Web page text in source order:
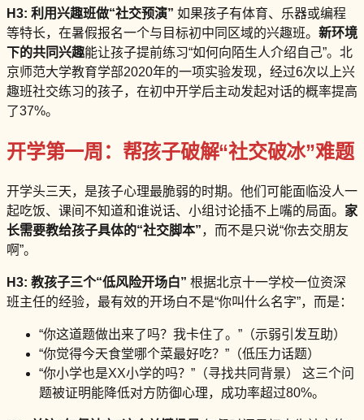
H3: 利用兴趣班做“社交预演” 如果孩子有体育、乐器或编程
等特长，在暑假报名一个与目标初中同区域的兴趣班。 新环境
下的共同兴趣能让孩子提前练习“如何向陌生人介绍自己”。北
京师范大学教育学部2020年的一项实验发现，经过6次以上兴
趣班社交练习的孩子，在初中开学后主动发起对话的概率提高
了37%。
开学第一周：帮孩子破解“社交破冰”难题
开学头三天，是孩子心理最脆弱的时期。他们可能面临没人一
起吃饭、课间不知道和谁说话、小组讨论插不上嘴的局面。 家
长需要教给孩子具体的“社交脚本”，而不是只说“你去交朋友
啊”。
H3: 教孩子三个“低风险开场白” 根据北京十一学校一位资深
班主任的经验，最有效的开场白不是“你叫什么名字”，而是：
“你这道题做出来了吗？我卡住了。”（示弱引发互助）
“你觉得今天食堂哪个菜最好吃？”（低压力话题）
“你小学也是XX小学的吗？”（寻找共同背景） 这三个问
题被证明能降低对方防御心理，成功率超过80%。